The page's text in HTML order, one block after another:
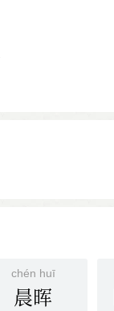
chén huī
晨晖